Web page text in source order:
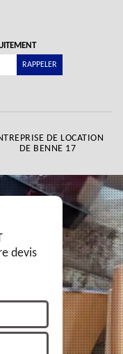
DE LOCATION
DE BENNE 17
devis